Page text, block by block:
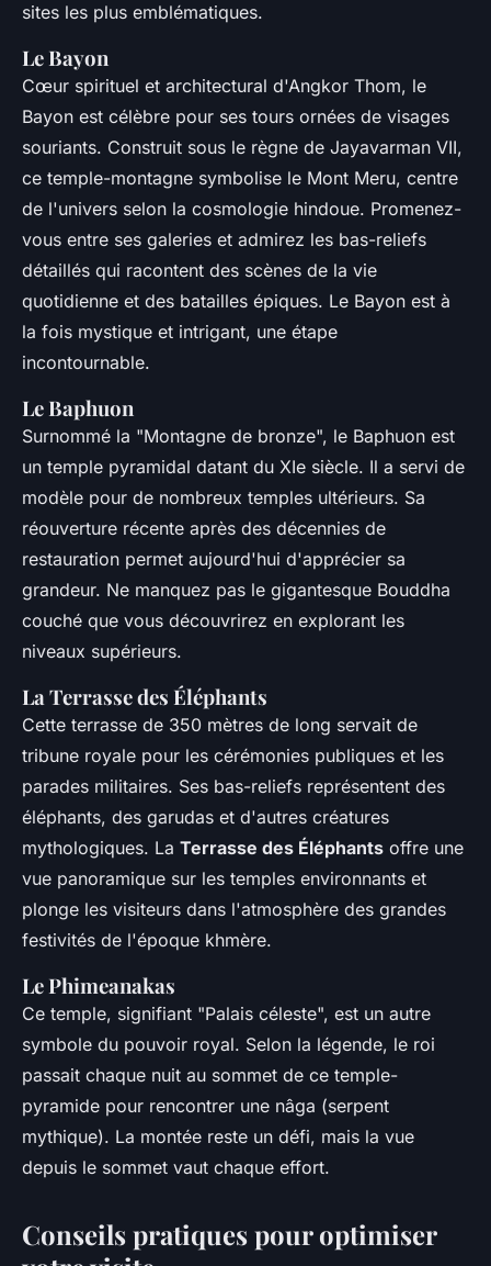
sites les plus emblématiques.
Le Bayon
Cœur spirituel et architectural d'Angkor Thom, le
Bayon est célèbre pour ses tours ornées de visages
souriants. Construit sous le règne de Jayavarman VII,
ce temple-montagne symbolise le Mont Meru, centre
de l'univers selon la cosmologie hindoue. Promenez-
vous entre ses galeries et admirez les bas-reliefs
détaillés qui racontent des scènes de la vie
quotidienne et des batailles épiques. Le Bayon est à
la fois mystique et intrigant, une étape
incontournable.
Le Baphuon
Surnommé la "Montagne de bronze", le Baphuon est
un temple pyramidal datant du XIe siècle. Il a servi de
modèle pour de nombreux temples ultérieurs. Sa
réouverture récente après des décennies de
restauration permet aujourd'hui d'apprécier sa
grandeur. Ne manquez pas le gigantesque Bouddha
couché que vous découvrirez en explorant les
niveaux supérieurs.
La Terrasse des Éléphants
Cette terrasse de 350 mètres de long servait de
tribune royale pour les cérémonies publiques et les
parades militaires. Ses bas-reliefs représentent des
éléphants, des garudas et d'autres créatures
mythologiques. La Terrasse des Éléphants offre une
vue panoramique sur les temples environnants et
plonge les visiteurs dans l'atmosphère des grandes
festivités de l'époque khmère.
Le Phimeanakas
Ce temple, signifiant "Palais céleste", est un autre
symbole du pouvoir royal. Selon la légende, le roi
passait chaque nuit au sommet de ce temple-
pyramide pour rencontrer une nâga (serpent
mythique). La montée reste un défi, mais la vue
depuis le sommet vaut chaque effort.
Conseils pratiques pour optimiser